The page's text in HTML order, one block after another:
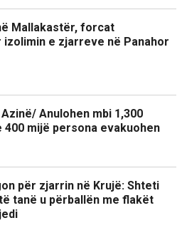
Mallakastër, forcat
e zjarreve në Panahor
Anulohen mbi 1,300
mijë persona evakuohen
për zjarrin në Krujë: Shteti
tanë u përballën me flakët